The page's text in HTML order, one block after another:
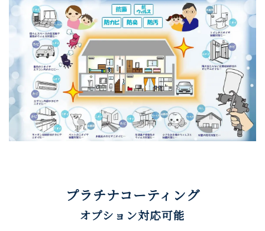
プラチナコーティング
オプション対応可能